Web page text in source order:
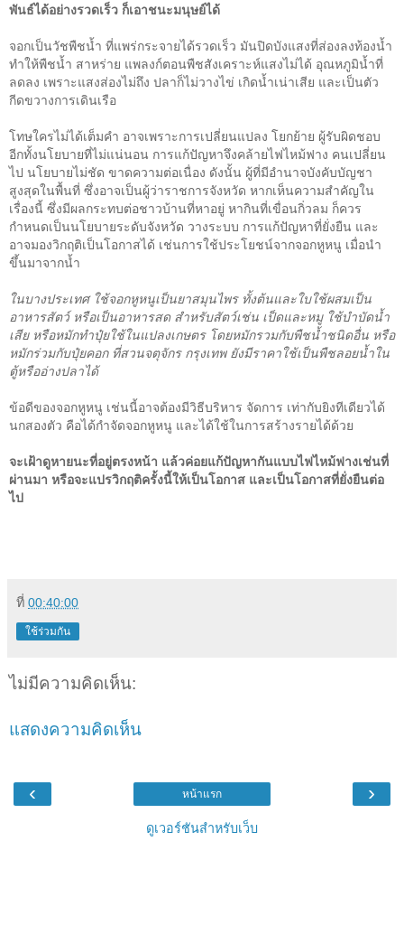
พันธ์ได้อย่างรวดเร็ว ก็เอาชนะมนุษย์ได้
จอกเป็นวัชพืชน้ำ ที่แพร่กระจายได้รวดเร็ว มันปิดบังแสงที่ส่องลงท้องน้ำ
ทำให้พืชน้ำ สาหร่าย แพลงก์ตอนพืชสังเคราะห์แสงไม่ได้ อุณหภูมิน้ำที่
ลดลง เพราะแสงส่องไม่ถึง ปลาก็ไม่วางไข่ เกิดน้ำเน่าเสีย และเป็นตัว
กีดขวางการเดินเรือ
โทษใครไม่ได้เต็มคำ อาจเพราะการเปลี่ยนแปลง โยกย้าย ผู้รับผิดชอบ
อีกทั้งนโยบายที่ไม่แน่นอน การแก้ปัญหาจึงคล้ายไฟไหม้ฟาง คนเปลี่ยน
ไป นโยบายไม่ชัด ขาดความต่อเนื่อง ดังนั้น ผู้ที่มีอำนาจบังคับบัญชา
สูงสุดในพื้นที่ ซึ่งอาจเป็นผู้ว่าราชการจังหวัด หากเห็นความสำคัญใน
เรื่องนี้ ซึ่งมีผลกระทบต่อชาวบ้านที่หาอยู่ หากินที่เขื่อนกิ่วลม ก็ควร
กำหนดเป็นนโยบายระดับจังหวัด วางระบบ การแก้ปัญหาที่ยั่งยืน และ
อาจมองวิกฤติเป็นโอกาสได้ เช่นการใช้ประโยชน์จากจอกหูหนู เมื่อนำ
ขึ้นมาจากน้ำ
ในบางประเทศ ใช้จอกหูหนูเป็นยาสมุนไพร ทั้งต้นและใบใช้ผสมเป็น
อาหารสัตว์ หรือเป็นอาหารสด สำหรับสัตว์เช่น เป็ดและหมู ใช้บำบัดน้ำ
เสีย หรือหมักทำปุ๋ยใช้ในแปลงเกษตร โดยหมักรวมกับพืชน้ำชนิดอื่น หรือ
หมักร่วมกับปุ๋ยคอก ที่สวนจตุจักร กรุงเทพ ยังมีราคาใช้เป็นพืชลอยน้ำใน
ตู้หรืออ่างปลาได้
ข้อดีของจอกหูหนู เช่นนี้อาจต้องมีวิธีบริหาร จัดการ เท่ากับยิงทีเดียวได้
นกสองตัว คือได้กำจัดจอกหูหนู และได้ใช้ในการสร้างรายได้ด้วย
จะเฝ้าดูหายนะที่อยู่ตรงหน้า แล้วค่อยแก้ปัญหากันแบบไฟไหม้ฟางเช่นที่
ผ่านมา หรือจะแปรวิกฤติครั้งนี้ให้เป็นโอกาส และเป็นโอกาสที่ยั่งยืนต่อ
ไป
ที่ 00:40:00
ใช้ร่วมกัน
ไม่มีความคิดเห็น:
แสดงความคิดเห็น
‹ ›
หน้าแรก
ดูเวอร์ชันสำหรับเว็บ